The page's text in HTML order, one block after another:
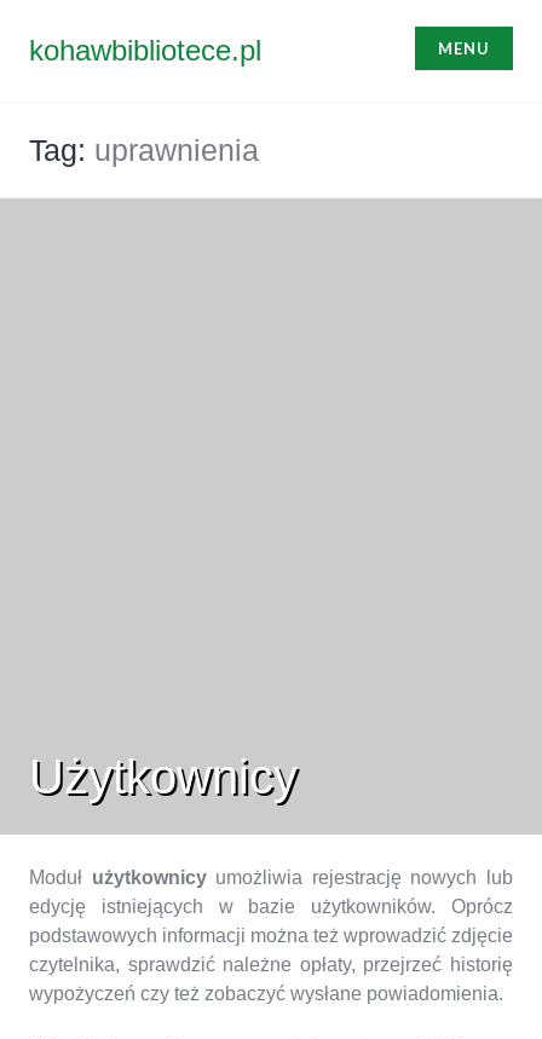
kohawbibliotece.pl MENU
Tag: uprawnienia
Użytkownicy
Moduł użytkownicyumożliwia rejestrację nowych lub
edycję istniejących w bazie użytkowników. Oprócz
podstawowych informacji można też wprowadzić zdjęcie
czytelnika, sprawdzić należne opłaty, przejrzeć historię
wypożyczeń czy też zobaczyć wysłane powiadomienia.